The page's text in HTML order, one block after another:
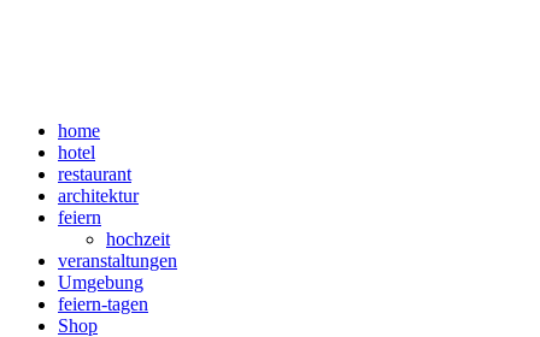
home
hotel
restaurant
architektur
feiern
hochzeit
veranstaltungen
Umgebung
feiern-tagen
Shop